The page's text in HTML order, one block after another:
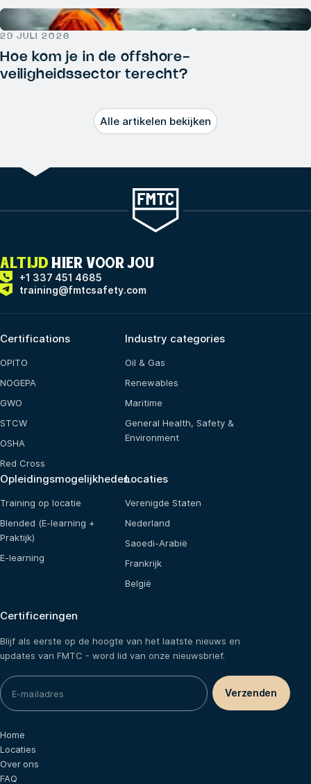
29 JULI 2026
Hoe kom je in de offshore-
veiligheidssector terecht?
Alle artikelen bekijken
ALTIJD HIER VOOR JOU
+1 337 451 4685
training@fmtcsafety.com
Certifications
OPITO
NOGEPA
GWO
STCW
OSHA
Red Cross
Industry categories
Oil & Gas
Renewables
Maritime
General Health, Safety &
Environment
Opleidingsmogelijkheden
Training op locatie
Blended (E-learning +
Praktijk)
E-learning
Locaties
Verenigde Staten
Nederland
Saoedi-Arabië
Frankrijk
België
Certificeringen
Blijf als eerste op de hoogte van het laatste nieuws en
updates van FMTC - word lid van onze nieuwsbrief.
Home
Locaties
Over ons
FAQ